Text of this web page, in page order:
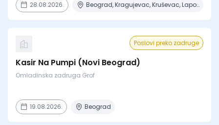
28.08.2026. Beograd, Kragujevac, Kruševac, Lapovo, Niš + 4 mesta
Poslovi preko zadruge
Kasir Na Pumpi (Novi Beograd)
Omladinska zadruga Grof
19.08.2026. Beograd